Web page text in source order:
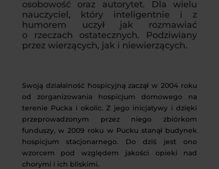
osobowość oraz autorytet. Dla wielu
nauczyciel, który inteligentnie i z
humorem uczył jak rozmawiać
o rzeczach ostatecznych. Podziwiany
przez wierzących, jak i niewierzących.
Swoją działalność hospicyjną zaczął w 2004 roku
od zorganizowania hospicjum domowego na
terenie Pucka i okolic. Z jego inicjatywy i dzięki
przeprowadzonym przez niego zbiórkom
funduszy, w 2009 roku w Pucku stanął budynek
hospicjum stacjonarnego. Do dziś jest ono
wzorcem pod względem jakości opieki nad
chorymi i ich bliskimi.